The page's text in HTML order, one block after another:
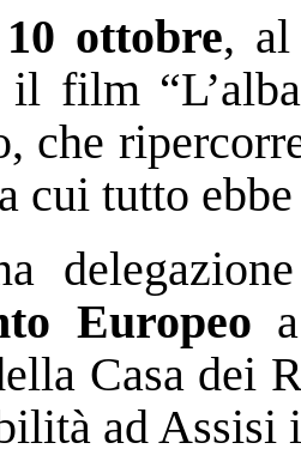
10 ottobre, al
il film
che
cui tutto
Europeo
Casa dei
ad